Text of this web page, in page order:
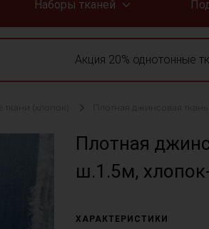
Наборы тканей
Акция 20% однотонные
ткани (хлопок) Плотная джинсовая
Плотная
ш.1.5м,
ХАРАКТЕРИСТИКИ